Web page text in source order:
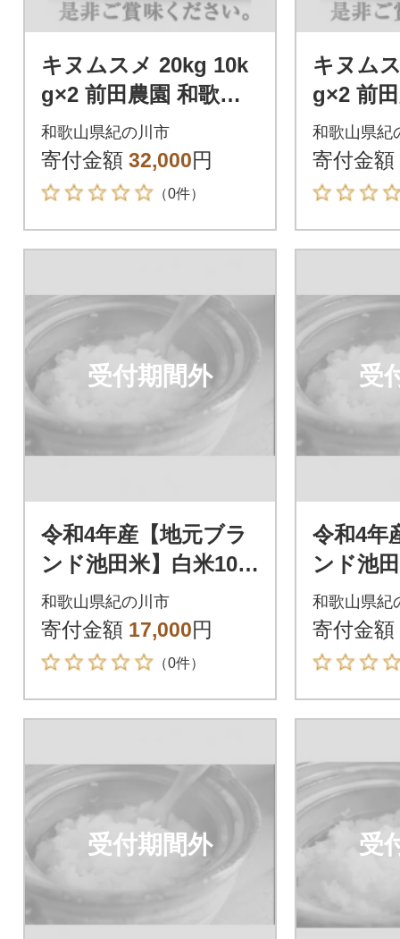
キヌムスメ 20kg 10k
g×2 前田農園 和歌山
県紀の川市【5分づき
米】
和歌山県紀の川市
寄付金額 32,000円
（0件）
キヌム
g×2 前
県紀の
和歌山県紀
寄付金額
受付期間外
令和4年産【地元ブラ
ンド池田米】白米10k
g(5kg×2袋入)紀の川市
産きぬむすめ
和歌山県紀の川市
寄付金額 17,000円
（0件）
受
令和4年
ンド池
g(5kg×2
産ひの
和歌山県紀
寄付金額
受付期間外 受